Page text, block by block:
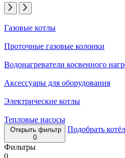
Газовые котлы
Проточные газовые колонки
Водонагреватели косвенного
Аксессуары для оборудования
Электрические котлы
Тепловые насосы
Открыть фильтр
0
Подобрать котёл
Фильтры
0